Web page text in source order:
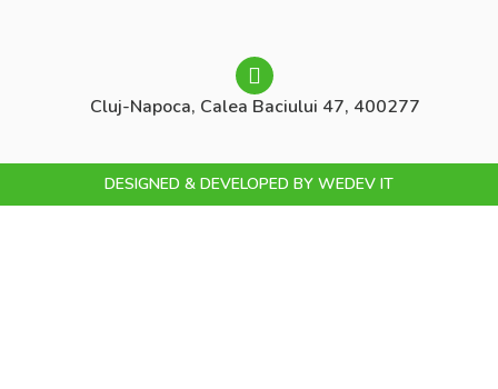
Cluj-Napoca, Calea Baciului 47, 400277
DESIGNED & DEVELOPED BY WEDEV IT